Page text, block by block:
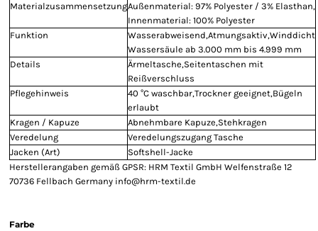
MaterialzusammensetzungAußenmaterial: 97% Polyester / 3% Elasthan,
Innenmaterial: 100% Polyester
Funktion
Wasserabweisend,Atmungsaktiv,Winddicht
Wassersäule ab 3.000 mm bis 4.999 mm
Details
Ärmeltasche,Seitentaschen mit
Reißverschluss
Pflegehinweis
40 °C waschbar,Trockner geeignet,Bügeln
erlaubt
Kragen / Kapuze
Abnehmbare Kapuze,Stehkragen
Veredelung
Veredelungszugang Tasche
Jacken (Art)
Softshell-Jacke
Herstellerangaben gemäß GPSR: HRM Textil GmbH Welfenstraße 12
70736 Fellbach Germany info@hrm-textil.de
Farbe